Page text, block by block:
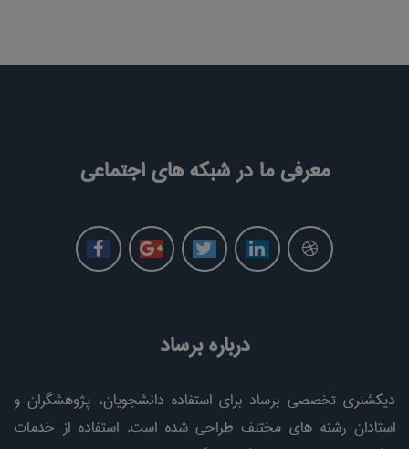
معرفی ما در شبکه های اجتماعی
درباره برساد
دیکشنری تخصصی برساد برای استفاده دانشجویان، پژوهشگران و
استادان رشته های مختلف طراحی شده است. استفاده از خدمات